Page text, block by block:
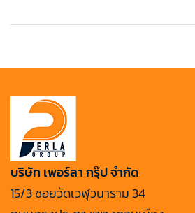
บริษัท เพอร์ลา กรุ๊ป จำกัด
15/3 ซอยวัดเวฬุวนาราม 34